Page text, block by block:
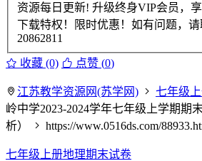
资源每日更新! 升级终身VIP会员，
下载特权！限时优惠！如有问题，请
20862811
收藏 (0) 点赞 (0)
江苏教学资源网(苏学网) 七年级
岭中学2023-2024学年七年级上学期期
析）
https://www.0516ds.com/
七年级上册地理期末试卷